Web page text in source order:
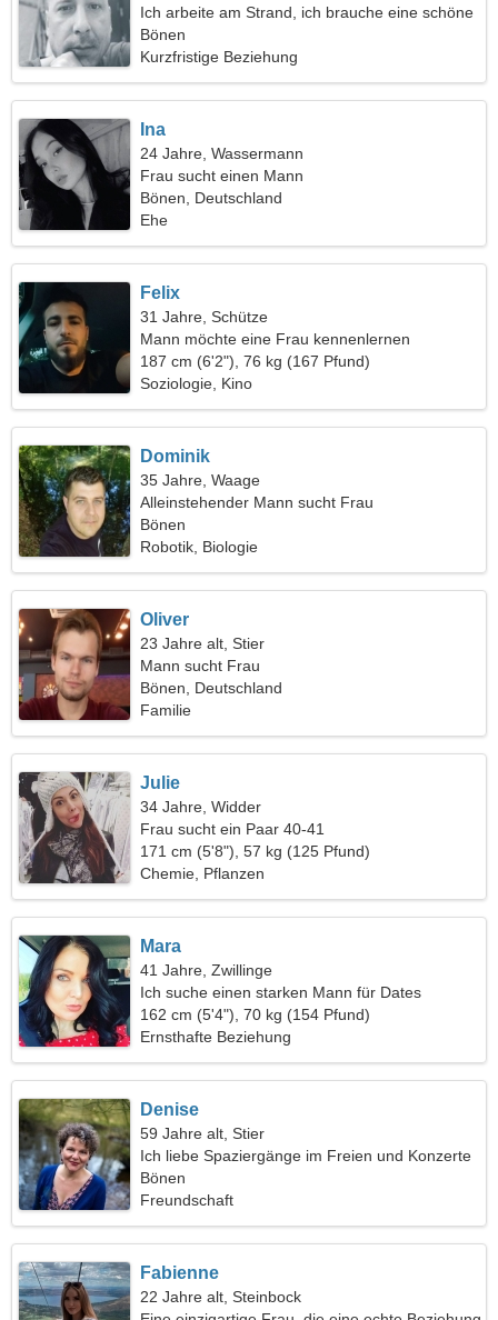
Ich arbeite am Strand, ich brauche eine schöne
Frau
Bönen
Kurzfristige Beziehung
Ina
24 Jahre, Wassermann
Frau sucht einen Mann
Bönen, Deutschland
Ehe
Felix
31 Jahre, Schütze
Mann möchte eine Frau kennenlernen
187 cm (6'2"), 76 kg (167 Pfund)
Soziologie, Kino
Dominik
35 Jahre, Waage
Alleinstehender Mann sucht Frau
Bönen
Robotik, Biologie
Oliver
23 Jahre alt, Stier
Mann sucht Frau
Bönen, Deutschland
Familie
Julie
34 Jahre, Widder
Frau sucht ein Paar 40-41
171 cm (5'8"), 57 kg (125 Pfund)
Chemie, Pflanzen
Mara
41 Jahre, Zwillinge
Ich suche einen starken Mann für Dates
162 cm (5'4"), 70 kg (154 Pfund)
Ernsthafte Beziehung
Denise
59 Jahre alt, Stier
Ich liebe Spaziergänge im Freien und Konzerte
Bönen
Freundschaft
Fabienne
22 Jahre alt, Steinbock